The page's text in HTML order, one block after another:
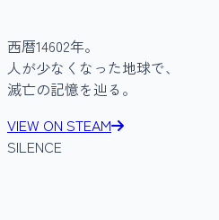
西暦14602年。
人が少なくなった地球で、
滅亡の記憶を辿る。
VIEW ON STEAM
SILENCE